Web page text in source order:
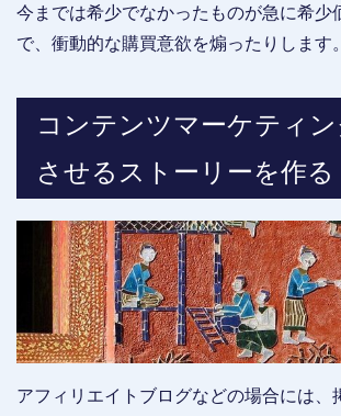
今までは希少でなかったものが急に希少
で、衝動的な購買意欲を煽ったりします。
コンテンツマーケティ
させるストーリーを作る
アフィリエイトブログなどの場合には、